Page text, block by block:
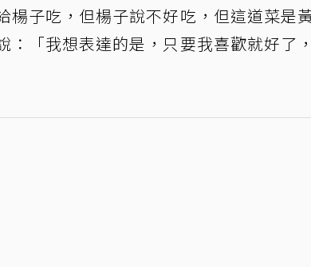
楊子吃，但楊子說不好吃，但這道菜是
：「我想表達的是，只要我喜歡就好了